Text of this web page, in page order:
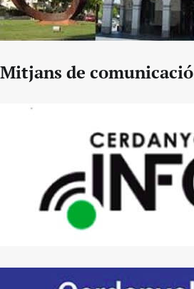
Mitjans de comunicació